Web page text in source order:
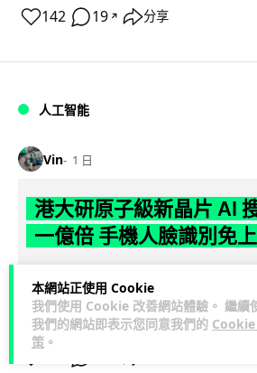
本網站正使用 Cookie
我們使用 Cookie 改善網站體驗。 繼續
我們的網站即表示您同意我們的
策 。
142 19 ↗ 分享
人工智能
Vin 1 日
港大研原子級新晶片 AI
一億倍 手機人臉識別免
比傳統 CPU 搜尋速度快約 1 億倍，延遲
0.00000000... 閱讀全文